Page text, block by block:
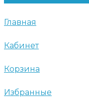
Главная
Кабинет
Корзина
Избранные